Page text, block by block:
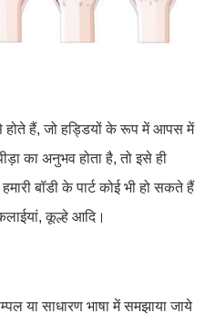
होते हैं, जो हड्डियों के रूप में आपस में
का अनुभव होता है, तो इसे ही
बॉडी के पार्ट कोई भी हो सकते हैं
कूल्हे आदि।
या साधारण भाषा में समझाया जाये